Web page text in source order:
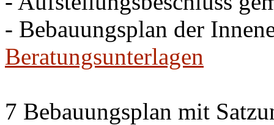
- Bebauungsplan der
Beratungsunterlagen
7 Bebauungsplan mit